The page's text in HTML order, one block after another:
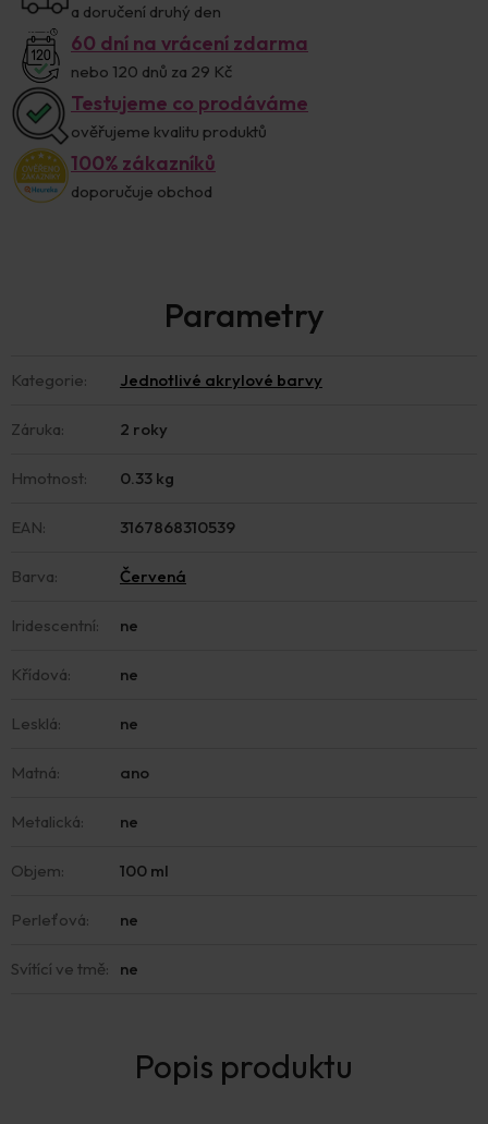
a doručení druhý den
60 dní na vrácení zdarma
nebo 120 dnů za 29 Kč
Testujeme co prodáváme
ověřujeme kvalitu produktů
100% zákazníků
doporučuje obchod
Kategorie: Jednotlivé akrylové barvy
Záruka: 2 roky
Hmotnost: 0.33 kg
EAN: 3167868310539
Barva: Červená
Iridescentní: ne
Křídová: ne
Lesklá: ne
Matná: ano
Metalická: ne
Objem: 100 ml
Perleťová: ne
Svítící ve tmě: ne